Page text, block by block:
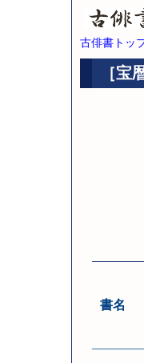
古俳書トッ
［宝
書名